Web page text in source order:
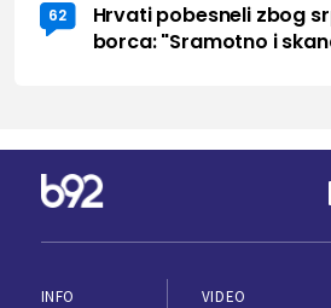
62
Hrvati pobesneli zbog
borca: "Sramotno i
INFO
VIDEO